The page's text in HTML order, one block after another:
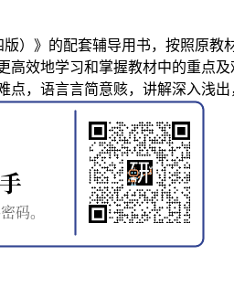
）》的配套辅导用书，按照原
效地学习和掌握教材中的重点及
，语言言简意赅，讲解深入浅